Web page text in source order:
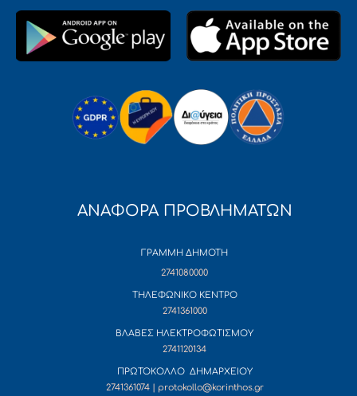
ΑΝΑΦΟΡΑ ΠΡΟΒΛΗΜΑΤΩΝ
ΓΡΑΜΜΗ ΔΗΜΟΤΗ
2741080000
ΤΗΛΕΦΩΝΙΚΟ ΚΕΝΤΡΟ
2741361000
ΒΛΑΒΕΣ ΗΛΕΚΤΡΟΦΩΤΙΣΜΟΥ
2741120134
ΠΡΩΤΟΚΟΛΛΟ ΔΗΜΑΡΧΕΙΟΥ
2741361074 | protokollo@korinthos.gr